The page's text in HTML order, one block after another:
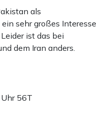
als
sehr großes Interesse
ist das bei
dem Iran anders.
56T